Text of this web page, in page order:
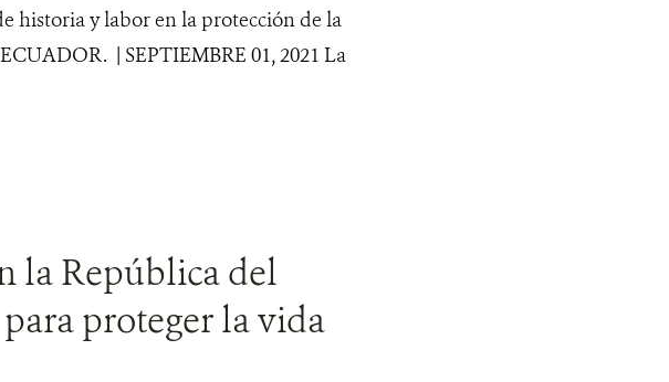
historia y labor en la protección de la
| SEPTIEMBRE 01, 2021 La
la República del
proteger la vida